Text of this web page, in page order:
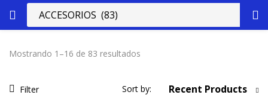
Mostrando 1–16 de 83 resultados
Filter Sort by:
Recent Products